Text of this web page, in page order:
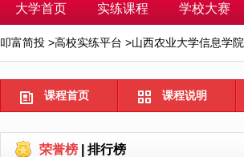
大学首页 实练课程 学校大赛
叩富简投 >高校实练平台 >山西农业大学信息学院
课程首页 课程说明
荣誉榜 排行榜